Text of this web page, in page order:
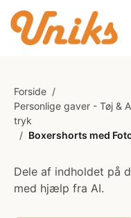
Forside /
Personlige gaver - Tøj &
tryk
/ Boxershorts med
Dele af indholdet på
med hjælp fra AI.